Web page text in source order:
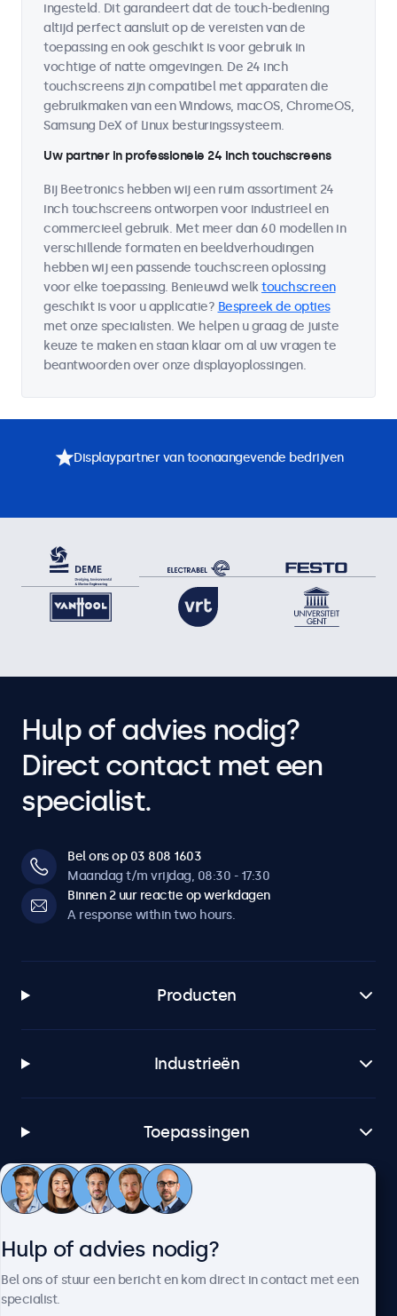
ingesteld. Dit garandeert dat de touch-bediening
altijd perfect aansluit op de vereisten van de
toepassing en ook geschikt is voor gebruik in
vochtige of natte omgevingen. De 24 inch
touchscreens zijn compatibel met apparaten die
gebruikmaken van een Windows, macOS, ChromeOS,
Samsung DeX of Linux besturingssysteem.
Uw partner in professionele 24 inch touchscreens
Bij Beetronics hebben wij een ruim assortiment 24
inch touchscreens ontworpen voor industrieel en
commercieel gebruik. Met meer dan 60 modellen in
verschillende formaten en beeldverhoudingen
hebben wij een passende touchscreen oplossing
voor elke toepassing. Benieuwd welktouchscreen
geschikt is voor u applicatie? Bespreek de opties
met onze specialisten. We helpen u graag de juiste
keuze te maken en staan klaar om al uw vragen te
beantwoorden over onze displayoplossingen.
Displaypartner van toonaangevende bedrijven
Hulp of advies nodig?
Direct contact met een
specialist.
Bel ons op 03 808 1603
Maandag t/m vrijdag, 08:30 - 17:30
Binnen 2 uur reactie op werkdagen
A response within two hours.
Producten
Industrieën
Toepassingen
Klantenservice
Hulp of advies nodig?
Bel ons of stuur een bericht en kom direct in contact met een
specialist.